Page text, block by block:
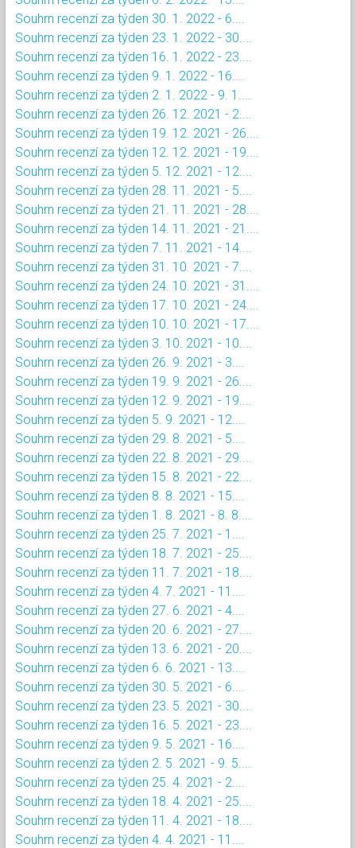
Souhrn recenzí za týden 30. 1. 2022 - 6....
Souhrn recenzí za týden 23. 1. 2022 - 30....
Souhrn recenzí za týden 16. 1. 2022 - 23....
Souhrn recenzí za týden 9. 1. 2022 - 16....
Souhrn recenzí za týden 2. 1. 2022 - 9. 1....
Souhrn recenzí za týden 26. 12. 2021 - 2....
Souhrn recenzí za týden 19. 12. 2021 - 26....
Souhrn recenzí za týden 12. 12. 2021 - 19....
Souhrn recenzí za týden 5. 12. 2021 - 12....
Souhrn recenzí za týden 28. 11. 2021 - 5....
Souhrn recenzí za týden 21. 11. 2021 - 28....
Souhrn recenzí za týden 14. 11. 2021 - 21....
Souhrn recenzí za týden 7. 11. 2021 - 14....
Souhrn recenzí za týden 31. 10. 2021 - 7....
Souhrn recenzí za týden 24. 10. 2021 - 31....
Souhrn recenzí za týden 17. 10. 2021 - 24....
Souhrn recenzí za týden 10. 10. 2021 - 17....
Souhrn recenzí za týden 3. 10. 2021 - 10....
Souhrn recenzí za týden 26. 9. 2021 - 3....
Souhrn recenzí za týden 19. 9. 2021 - 26....
Souhrn recenzí za týden 12. 9. 2021 - 19....
Souhrn recenzí za týden 5. 9. 2021 - 12....
Souhrn recenzí za týden 29. 8. 2021 - 5....
Souhrn recenzí za týden 22. 8. 2021 - 29....
Souhrn recenzí za týden 15. 8. 2021 - 22....
Souhrn recenzí za týden 8. 8. 2021 - 15....
Souhrn recenzí za týden 1. 8. 2021 - 8. 8....
Souhrn recenzí za týden 25. 7. 2021 - 1....
Souhrn recenzí za týden 18. 7. 2021 - 25....
Souhrn recenzí za týden 11. 7. 2021 - 18....
Souhrn recenzí za týden 4. 7. 2021 - 11....
Souhrn recenzí za týden 27. 6. 2021 - 4....
Souhrn recenzí za týden 20. 6. 2021 - 27....
Souhrn recenzí za týden 13. 6. 2021 - 20....
Souhrn recenzí za týden 6. 6. 2021 - 13....
Souhrn recenzí za týden 30. 5. 2021 - 6....
Souhrn recenzí za týden 23. 5. 2021 - 30....
Souhrn recenzí za týden 16. 5. 2021 - 23....
Souhrn recenzí za týden 9. 5. 2021 - 16....
Souhrn recenzí za týden 2. 5. 2021 - 9. 5....
Souhrn recenzí za týden 25. 4. 2021 - 2....
Souhrn recenzí za týden 18. 4. 2021 - 25....
Souhrn recenzí za týden 11. 4. 2021 - 18....
Souhrn recenzí za týden 4. 4. 2021 - 11....